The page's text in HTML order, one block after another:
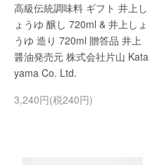
高級伝統調味料 ギフト 井上し
ょうゆ 醸し 720ml & 井上しょ
うゆ 造り 720ml 贈答品 井上
醤油発売元 株式会社片山 Kata
yama Co. Ltd.
3,240円(税240円)